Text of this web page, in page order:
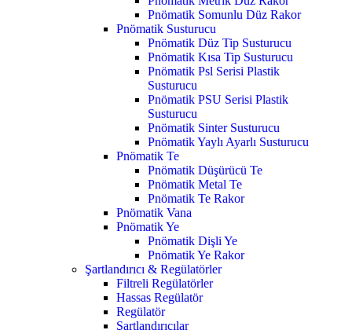
Pnömatik Somunlu Düz Rakor
Pnömatik Susturucu
Pnömatik Düz Tip Susturucu
Pnömatik Kısa Tip Susturucu
Pnömatik Psl Serisi Plastik
Susturucu
Pnömatik PSU Serisi Plastik
Susturucu
Pnömatik Sinter Susturucu
Pnömatik Yaylı Ayarlı Susturucu
Pnömatik Te
Pnömatik Düşürücü Te
Pnömatik Metal Te
Pnömatik Te Rakor
Pnömatik Vana
Pnömatik Ye
Pnömatik Dişli Ye
Pnömatik Ye Rakor
Şartlandırıcı & Regülatörler
Filtreli Regülatörler
Hassas Regülatör
Regülatör
Şartlandırıcılar